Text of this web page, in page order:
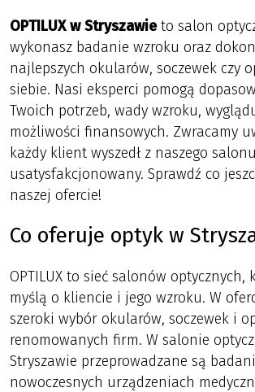
OPTILUX w Stryszawieto salon
wykonasz badanie wzroku oraz
najlepszych okularów, soczewek czy
siebie. Nasi eksperci pomogą
Twoich potrzeb, wady wzroku,
możliwości finansowych. Zwracamy
każdy klient wyszedł z naszego
usatysfakcjonowany. Sprawdź co
naszej ofercie!
Co oferuje optyk w
OPTILUX to sieć salonów optycznych,
myślą o kliencie i jego wzroku. W
szeroki wybór okularów, soczewek i
renomowanych firm. W salonie
Stryszawie przeprowadzane są
nowoczesnych urządzeniach